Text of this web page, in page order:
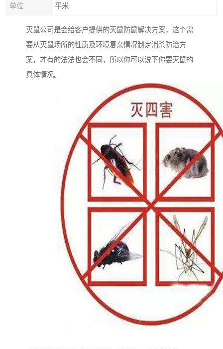
单位 平米
灭鼠公司是会给客户提供的灭鼠防鼠解决方案，这个需
要从灭鼠场所的性质及环境复杂情况制定消杀防治方
案，才有的法法也会不同，所以你可以说下你要灭鼠的
具体情况。